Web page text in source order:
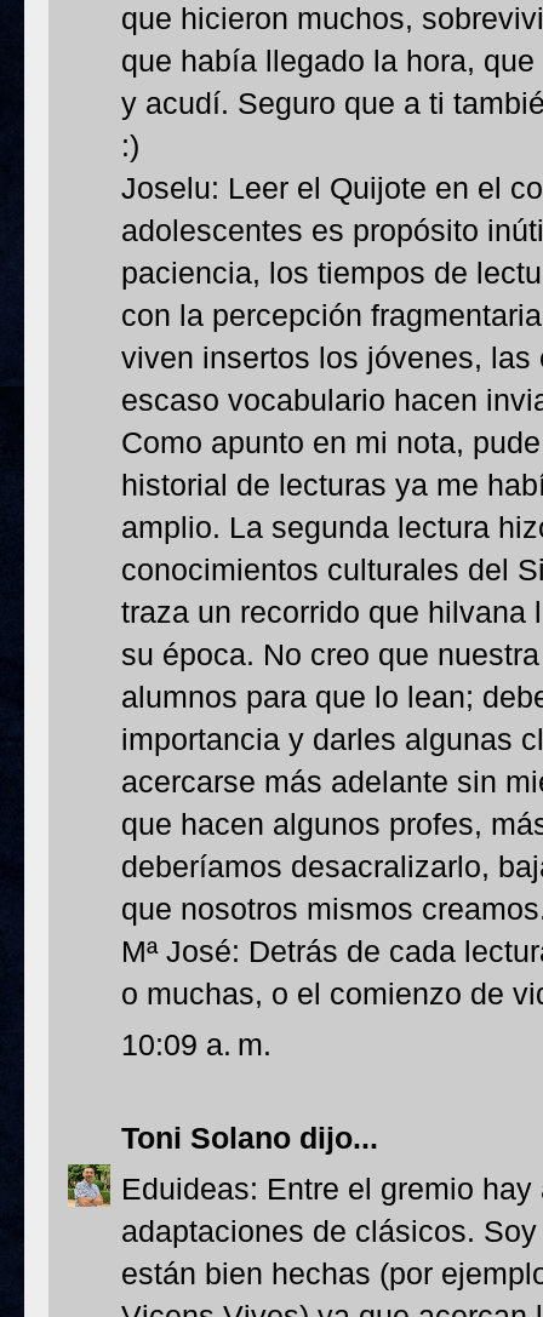
que hicieron muchos,
que había llegado la hora,
y acudí. Seguro que a ti
:)
Joselu: Leer el Quijote en el
adolescentes es propósito
paciencia, los tiempos de
con la percepción
viven insertos los jóvenes,
escaso vocabulario hacen
Como apunto en mi nota,
historial de lecturas ya me
amplio. La segunda lectura
conocimientos culturales del
traza un recorrido que hilvana
su época. No creo que
alumnos para que lo lean;
importancia y darles algunas
acercarse más adelante sin
que hacen algunos profes,
deberíamos desacralizarlo,
que nosotros mismos
Mª José: Detrás de cada
o muchas, o el comienzo de
10:09 a. m.
Toni Solano dijo...
Eduideas: Entre el gremio
adaptaciones de clásicos.
están bien hechas (por